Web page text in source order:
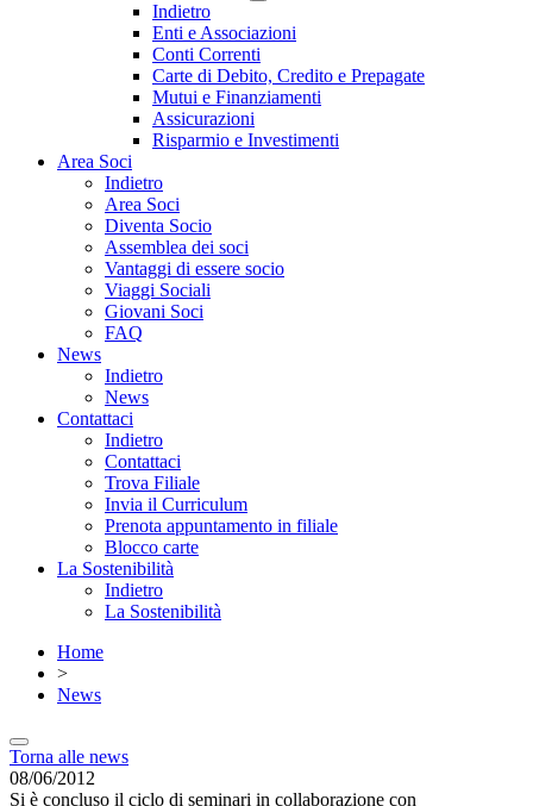
Indietro
Enti e Associazioni
Conti Correnti
Carte di Debito, Credito e Prepagate
Mutui e Finanziamenti
Assicurazioni
Risparmio e Investimenti
Area Soci
Indietro
Area Soci
Diventa Socio
Assemblea dei soci
Vantaggi di essere socio
Viaggi Sociali
Giovani Soci
FAQ
News
Indietro
News
Contattaci
Indietro
Contattaci
Trova Filiale
Invia il Curriculum
Prenota appuntamento in filiale
Blocco carte
La Sostenibilità
Indietro
La Sostenibilità
Home
>
News
Torna alle news
08/06/2012
Si è concluso il ciclo di seminari in collaborazione con